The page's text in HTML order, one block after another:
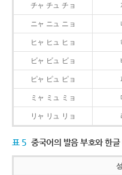
チャ チュ チョ
ニャ ニュ ニョ
ヒャ ヒュ ヒョ
ビャ ビュ ビョ
ピャ ピュ ピョ
ミャ ミュ ミョ
リャ リュ リョ
표 5 중국어의 발음 부호와 한글